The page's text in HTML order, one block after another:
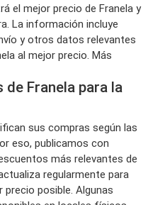
el mejor precio de Franela y
La información incluye
y otros datos relevantes
al mejor precio. Más
Franela para la
sus compras según las
eso, publicamos con
más relevantes de
regularmente para
posible. Algunas